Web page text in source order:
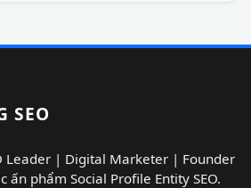
SEO
Leader | Digital Marketer | Founder
ấn phẩm Social Profile Entity SEO.